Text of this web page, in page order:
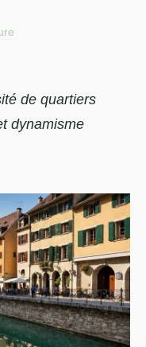
de quartiers
dynamisme